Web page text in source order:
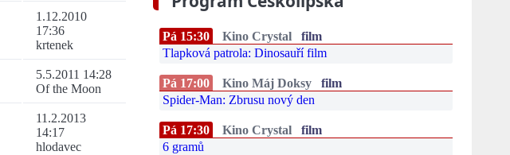
1.12.2010
17:36
krtenek
5.5.2011 14:28
Of the Moon
11.2.2013
14:17
hlodavec
Pá 15:30 Kino Crystal
film
Tlapková patrola: Dinosauří film
Pá 17:00 Kino Máj Doksy
film
Spider-Man: Zbrusu nový den
Pá 17:30 Kino Crystal
film
6 gramů